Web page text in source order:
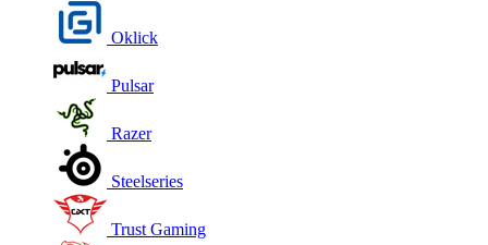
Oklick
Pulsar
Razer
Steelseries
Trust Gaming